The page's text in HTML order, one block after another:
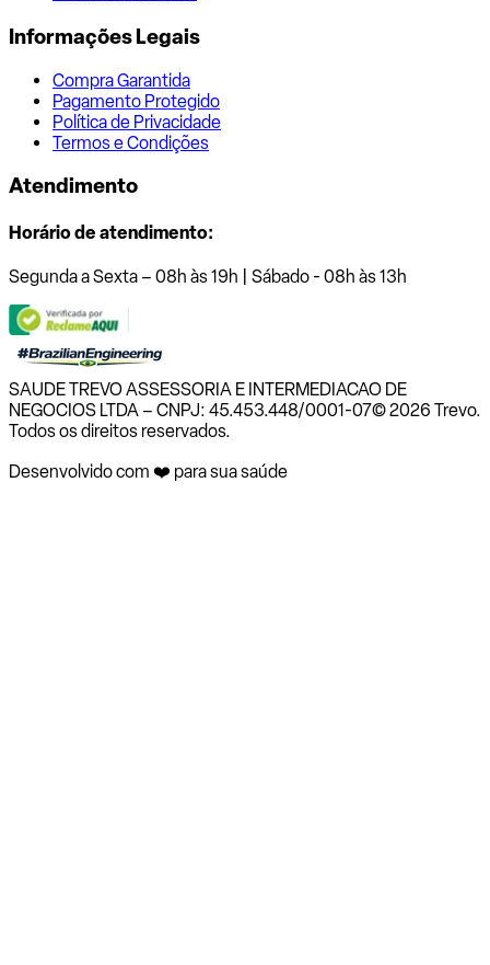
Informações Legais
Compra Garantida
Pagamento Protegido
Política de Privacidade
Termos e Condições
Atendimento
Horário de atendimento:
Segunda a Sexta – 08h às 19h | Sábado - 08h às 13h
SAUDE TREVO ASSESSORIA E INTERMEDIACAO DE
NEGOCIOS LTDA – CNPJ: 45.453.448/0001-07© 2026 Trevo.
Todos os direitos reservados.
Desenvolvido com ❤️ para sua saúde